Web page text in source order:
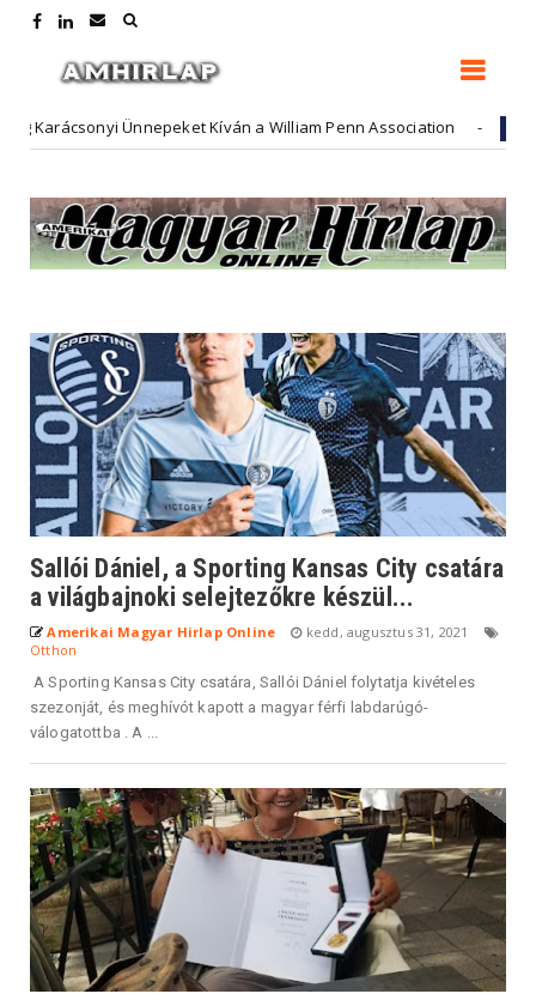
Ünnepeket Kíván a William Penn Association Hirdető
Sallói Dániel, a Sporting Kansas City csatára
a világbajnoki selejtezőkre készül...
Amerikai Magyar Hirlap Online
kedd, augusztus 31, 2021
Otthon
A Sporting Kansas City csatára, Sallói Dániel folytatja kivételes
szezonját, és meghívót kapott a magyar férfi labdarúgó-
válogatottba . A ...